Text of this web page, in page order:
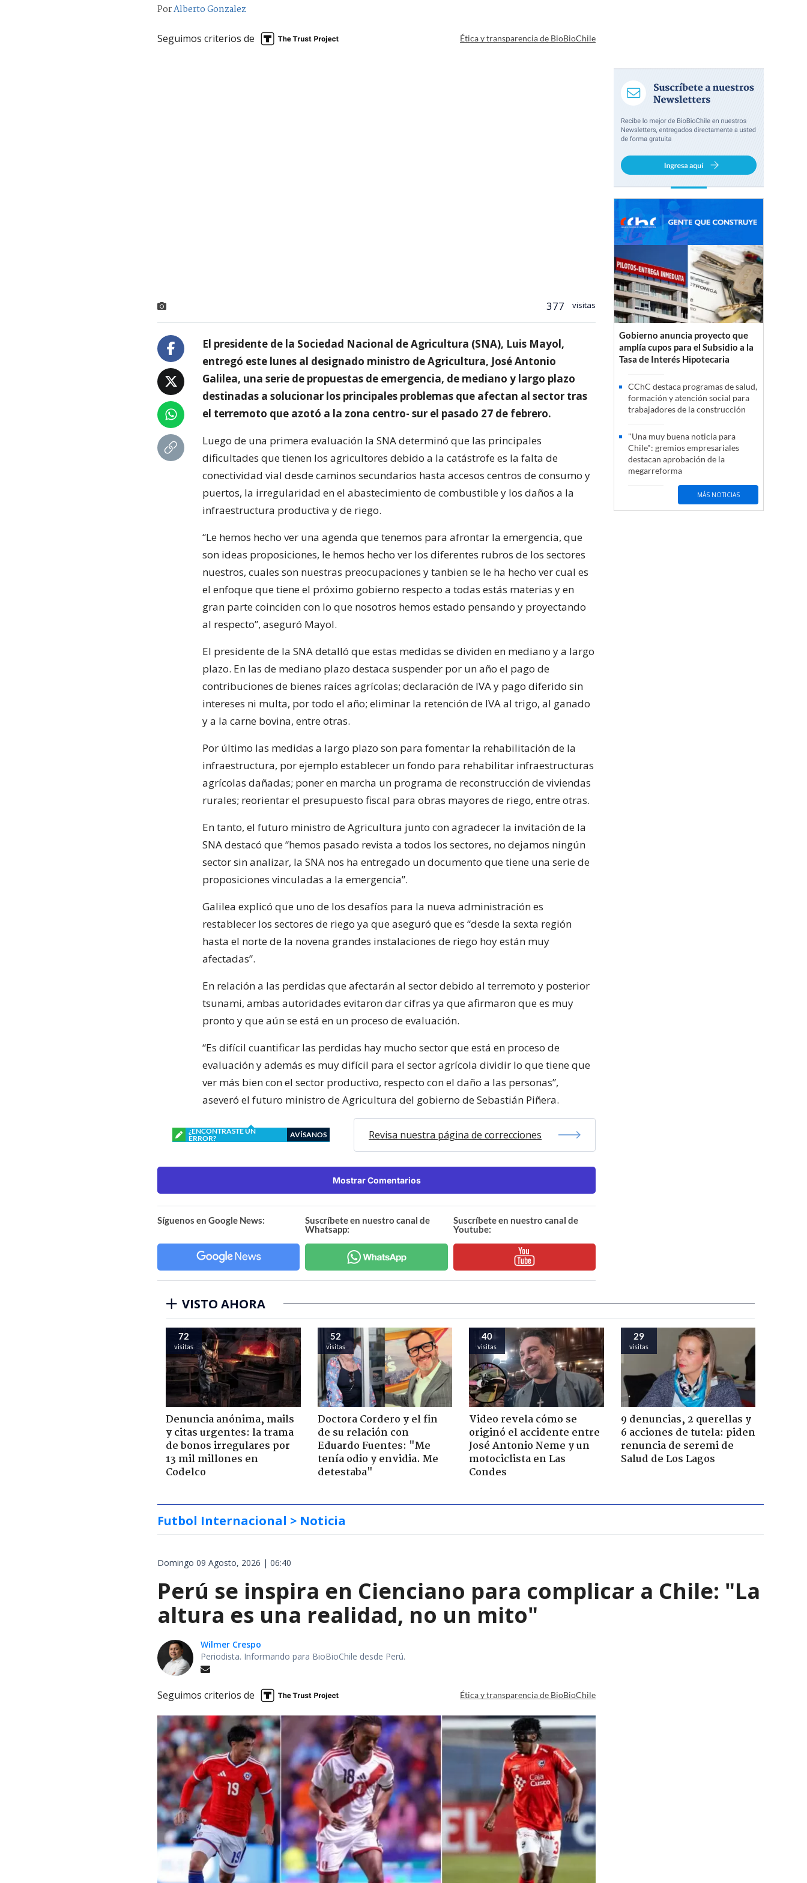
PorAlberto Gonzalez
Seguimos criterios de Ética y transparencia de BioBioChile
377 visitas
El presidente de la Sociedad Nacional de Agricultura (SNA), Luis Mayol,
entregó este lunes al designado ministro de Agricultura, José Antonio
Galilea, una serie de propuestas de emergencia, de mediano y largo plazo
destinadas a solucionar los principales problemas que afectan al sector tras
el terremoto que azotó a la zona centro- sur el pasado 27 de febrero.
Luego de una primera evaluación la SNA determinó que las principales
dificultades que tienen los agricultores debido a la catástrofe es la falta de
conectividad vial desde caminos secundarios hasta accesos centros de consumo y
puertos, la irregularidad en el abastecimiento de combustible y los daños a la
infraestructura productiva y de riego.
“Le hemos hecho ver una agenda que tenemos para afrontar la emergencia, que
son ideas proposiciones, le hemos hecho ver los diferentes rubros de los sectores
nuestros, cuales son nuestras preocupaciones y tanbien se le ha hecho ver cual es
el enfoque que tiene el próximo gobierno respecto a todas estás materias y en
gran parte coinciden con lo que nosotros hemos estado pensando y proyectando
al respecto”, aseguró Mayol.
El presidente de la SNA detalló que estas medidas se dividen en mediano y a largo
plazo. En las de mediano plazo destaca suspender por un año el pago de
contribuciones de bienes raíces agrícolas; declaración de IVA y pago diferido sin
intereses ni multa, por todo el año; eliminar la retención de IVA al trigo, al ganado
y a la carne bovina, entre otras.
Por último las medidas a largo plazo son para fomentar la rehabilitación de la
infraestructura, por ejemplo establecer un fondo para rehabilitar infraestructuras
agrícolas dañadas; poner en marcha un programa de reconstrucción de viviendas
rurales; reorientar el presupuesto fiscal para obras mayores de riego, entre otras.
En tanto, el futuro ministro de Agricultura junto con agradecer la invitación de la
SNA destacó que “hemos pasado revista a todos los sectores, no dejamos ningún
sector sin analizar, la SNA nos ha entregado un documento que tiene una serie de
proposiciones vinculadas a la emergencia”.
Galilea explicó que uno de los desafíos para la nueva administración es
restablecer los sectores de riego ya que aseguró que es “desde la sexta región
hasta el norte de la novena grandes instalaciones de riego hoy están muy
afectadas”.
En relación a las perdidas que afectarán al sector debido al terremoto y posterior
tsunami, ambas autoridades evitaron dar cifras ya que afirmaron que es muy
pronto y que aún se está en un proceso de evaluación.
“Es difícil cuantificar las perdidas hay mucho sector que está en proceso de
evaluación y además es muy difícil para el sector agrícola dividir lo que tiene que
ver más bien con el sector productivo, respecto con el daño a las personas”,
aseveró el futuro ministro de Agricultura del gobierno de Sebastián Piñera.
¿ENCONTRASTE UN
ERROR?
AVÍSANOS Revisa nuestra página de correcciones
Mostrar Comentarios
Síguenos en Google News:
Suscríbete en nuestro canal de
Whatsapp:
Suscríbete en nuestro canal de
Youtube:
Gobierno anuncia proyecto que
amplía cupos para el Subsidio a la
Tasa de Interés Hipotecaria
CChC destaca programas de salud,
formación y atención social para
trabajadores de la construcción
"Una muy buena noticia para
Chile": gremios empresariales
destacan aprobación de la
megarreforma
MÁS NOTICIAS
VISTO AHORA
72
visitas
Denuncia anónima, mails
y citas urgentes: la trama
de bonos irregulares por
13 mil millones en
Codelco
52
visitas
Doctora Cordero y el fin
de su relación con
Eduardo Fuentes: "Me
tenía odio y envidia. Me
detestaba"
40
visitas
Video revela cómo se
originó el accidente entre
José Antonio Neme y un
motociclista en Las
Condes
29
visitas
9 denuncias, 2 querellas y
6 acciones de tutela: piden
renuncia de seremi de
Salud de Los Lagos
Futbol Internacional > Noticia
Domingo 09 Agosto, 2026 | 06:40
Perú se inspira en Cienciano para complicar a Chile: "La
altura es una realidad, no un mito"
Wilmer Crespo
Periodista. Informando para BioBioChile desde Perú.
Seguimos criterios de Ética y transparencia de BioBioChile